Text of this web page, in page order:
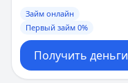
Займ онлайн
Первый займ 0%
Получить деньги